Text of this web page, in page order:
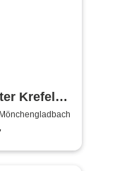
Krefeld